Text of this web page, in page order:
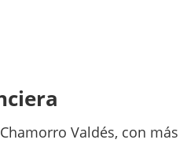
Valdés, con más